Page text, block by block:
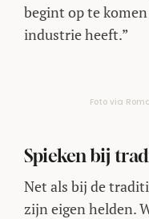
begint op te
industrie heeft.”
Foto via
Spieken bij
Net als bij de
zijn eigen helden.